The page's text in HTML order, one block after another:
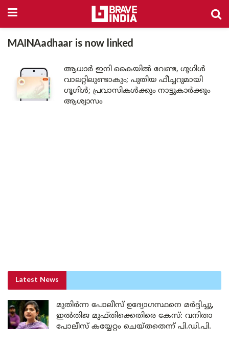
MAINAadhaar is now linked
ആധാർ ഇനി കൈയിൽ വേണ്ട, ഗൂഗിൾ
വാലറ്റിലുണ്ടാകും; പുതിയ ഫീച്ചറുമായി
ഗൂഗിൾ; പ്രവാസികൾക്കും നാട്ടുകാർക്കും
ആശ്വാസം
Latest News
മുതിർന്ന പോലീസ് ഉദ്യോഗസ്ഥനെ മർദ്ദിച്ചു,
ഇൽതിജ മുഫ്തിക്കെതിരെ കേസ്: വനിതാ
പോലീസ് കയ്യേറ്റം ചെയ്തതെന്ന് പി.ഡി.പി.